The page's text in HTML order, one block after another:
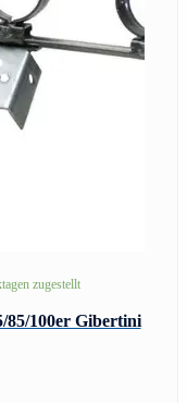
zugestellt
100er Gibertini